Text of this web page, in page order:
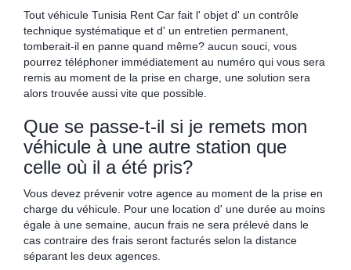
Tout véhicule Tunisia Rent Car fait l' objet d' un contrôle
technique systématique et d' un entretien permanent,
tomberait-il en panne quand même? aucun souci, vous
pourrez téléphoner immédiatement au numéro qui vous sera
remis au moment de la prise en charge, une solution sera
alors trouvée aussi vite que possible.
Que se passe-t-il si je remets mon
véhicule à une autre station que
celle où il a été pris?
Vous devez prévenir votre agence au moment de la prise en
charge du véhicule. Pour une location d' une durée au moins
égale à une semaine, aucun frais ne sera prélevé dans le
cas contraire des frais seront facturés selon la distance
séparant les deux agences.